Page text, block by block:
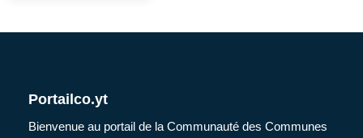
Portailco.yt
Bienvenue au portail de la Communauté des Communes